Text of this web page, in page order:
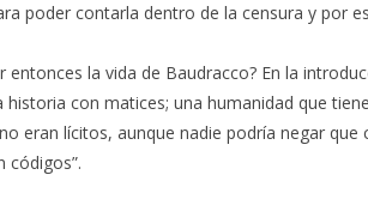
poder contarla dentro de la censura y por
entonces la vida de Baudracco? En la
historia con matices; una humanidad que
eran lícitos, aunque nadie podría negar
códigos”.